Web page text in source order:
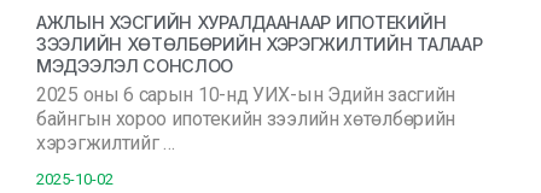
АЖЛЫН ХЭСГИЙН ХУРАЛДААНААР ИПОТЕКИЙН
ЗЭЭЛИЙН ХӨТӨЛБӨРИЙН ХЭРЭГЖИЛТИЙН ТАЛААР
МЭДЭЭЛЭЛ СОНСЛОО
2025 оны 6 сарын 10-нд УИХ-ын Эдийн засгийн
байнгын хороо ипотекийн зээлийн хөтөлбөрийн
хэрэгжилтийг …
2025-10-02